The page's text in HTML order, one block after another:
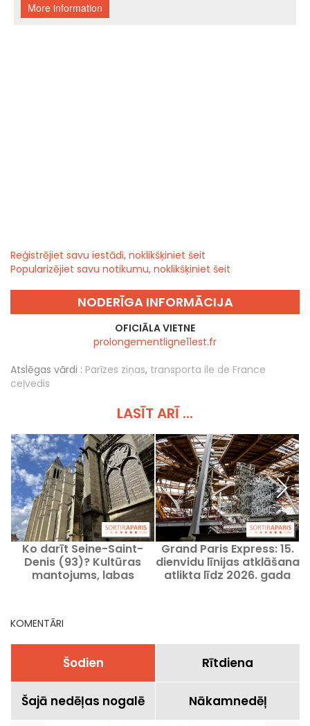
Reģistrējiet savu iestādi, noklikšķiniet šeit
Popularizējiet savu notikumu, noklikšķiniet šeit
NODERĪGA INFORMĀCIJA
OFICIĀLA VIETNE
prolongementligne11est.fr
Atslēgas vārdi : Parīzes ziņas, transporta ile de France
ceļvedis
LASĪT ARĪ ...
Ko darīt Seine-Saint-
Denis (93)? Kultūras
mantojums, labas
Grand Paris Express: 15.
dienvidu līnijas atklāšana
atlikta līdz 2026. gada
KOMENTĀRI
Šodien Rītdiena
Šajā nedēļas nogalē Nākamnedēļ